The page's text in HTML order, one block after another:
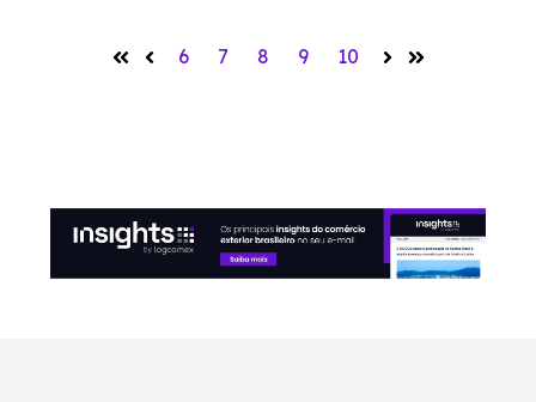
6 7 8 9 10